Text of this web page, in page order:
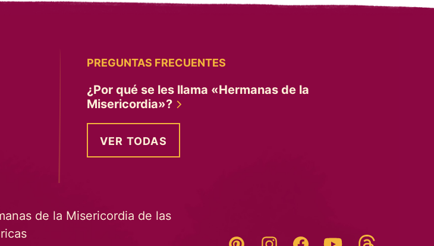
PREGUNTAS FRECUENTES
¿Por qué se les llama «Hermanas de la
Misericordia»?
VER TODAS
de la Misericordia de las
Pinterest InstagramFacebookYouTube